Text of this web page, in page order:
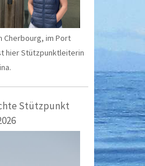
Cherbourg, im Port
hier Stützpunktleiterin
Stützpunkt